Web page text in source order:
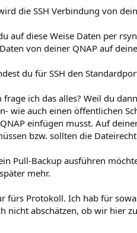
die SSH Verbindung von
auf diese Weise Daten per
von deiner QNAP auf
du für SSH den
frage ich das alles? Weil du
wie auch einen öffentlichen
einfügen musst. Auf
bzw. sollten die
Pull-Backup ausführen
mehr.
fürs Protokoll. Ich hab für
nicht abschätzen, ob wir hier